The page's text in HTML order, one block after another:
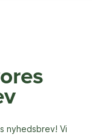
nyhedsbrev! Vi